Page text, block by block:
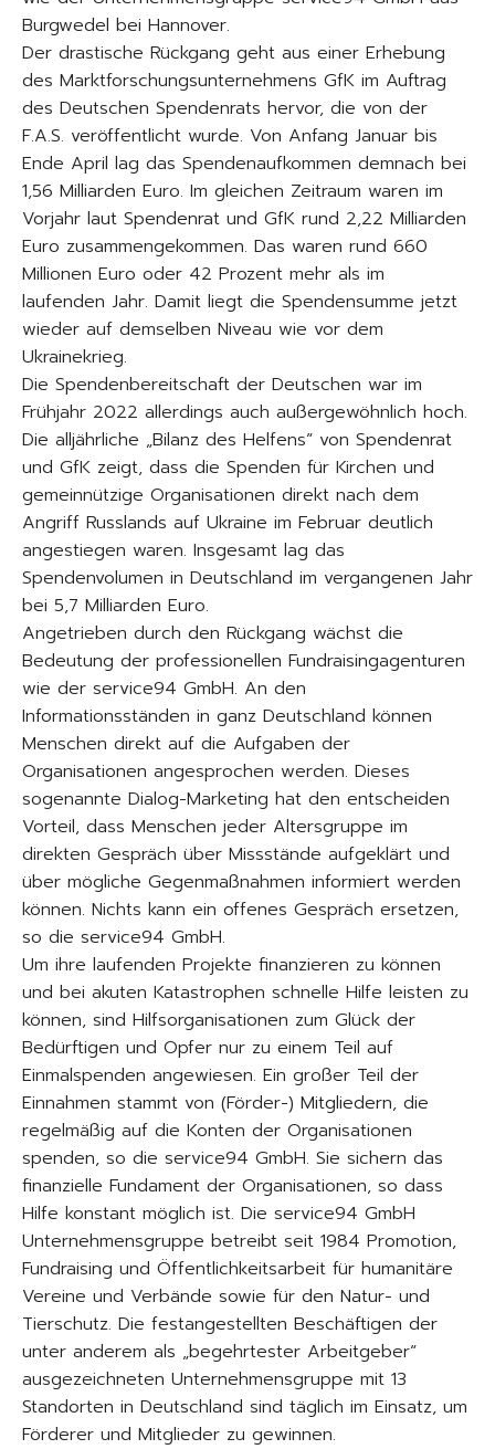
Burgwedel bei Hannover.
Der drastische Rückgang geht aus einer Erhebung
des Marktforschungsunternehmens GfK im Auftrag
des Deutschen Spendenrats hervor, die von der
F.A.S. veröffentlicht wurde. Von Anfang Januar bis
Ende April lag das Spendenaufkommen demnach bei
1,56 Milliarden Euro. Im gleichen Zeitraum waren im
Vorjahr laut Spendenrat und GfK rund 2,22 Milliarden
Euro zusammengekommen. Das waren rund 660
Millionen Euro oder 42 Prozent mehr als im
laufenden Jahr. Damit liegt die Spendensumme jetzt
wieder auf demselben Niveau wie vor dem
Ukrainekrieg.
Die Spendenbereitschaft der Deutschen war im
Frühjahr 2022 allerdings auch außergewöhnlich hoch.
Die alljährliche „Bilanz des Helfens“ von Spendenrat
und GfK zeigt, dass die Spenden für Kirchen und
gemeinnützige Organisationen direkt nach dem
Angriff Russlands auf Ukraine im Februar deutlich
angestiegen waren. Insgesamt lag das
Spendenvolumen in Deutschland im vergangenen Jahr
bei 5,7 Milliarden Euro.
Angetrieben durch den Rückgang wächst die
Bedeutung der professionellen Fundraisingagenturen
wie der service94 GmbH. An den
Informationsständen in ganz Deutschland können
Menschen direkt auf die Aufgaben der
Organisationen angesprochen werden. Dieses
sogenannte Dialog-Marketing hat den entscheiden
Vorteil, dass Menschen jeder Altersgruppe im
direkten Gespräch über Missstände aufgeklärt und
über mögliche Gegenmaßnahmen informiert werden
können. Nichts kann ein offenes Gespräch ersetzen,
so die service94 GmbH.
Um ihre laufenden Projekte finanzieren zu können
und bei akuten Katastrophen schnelle Hilfe leisten zu
können, sind Hilfsorganisationen zum Glück der
Bedürftigen und Opfer nur zu einem Teil auf
Einmalspenden angewiesen. Ein großer Teil der
Einnahmen stammt von (Förder-) Mitgliedern, die
regelmäßig auf die Konten der Organisationen
spenden, so die service94 GmbH. Sie sichern das
finanzielle Fundament der Organisationen, so dass
Hilfe konstant möglich ist. Die service94 GmbH
Unternehmensgruppe betreibt seit 1984 Promotion,
Fundraising und Öffentlichkeitsarbeit für humanitäre
Vereine und Verbände sowie für den Natur- und
Tierschutz. Die festangestellten Beschäftigen der
unter anderem als „begehrtester Arbeitgeber“
ausgezeichneten Unternehmensgruppe mit 13
Standorten in Deutschland sind täglich im Einsatz, um
Förderer und Mitglieder zu gewinnen.